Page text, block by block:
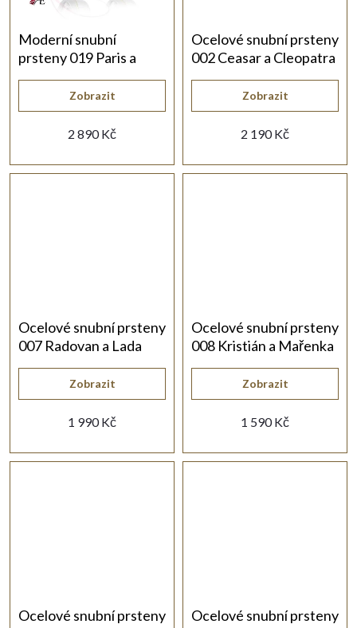
ů
Moderní snubní
prsteny 019 Paris a
Helena
2 890 Kč
Zobrazit
Ocelové snubní prsteny
002 Ceasar a Cleopatra
2 190 Kč
Zobrazit
Ocelové snubní prsteny
007 Radovan a Lada
1 990 Kč
Zobrazit
Ocelové snubní prsteny
008 Kristián a Mařenka
1 590 Kč
Zobrazit
Ocelové snubní prsteny
Ocelové snubní prsteny